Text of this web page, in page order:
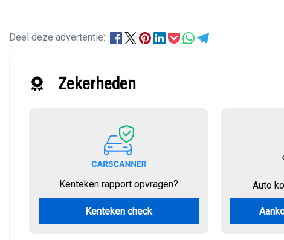
Deel deze advertentie:
Zekerheden
Kenteken rapport opvragen?
Kenteken check
Auto